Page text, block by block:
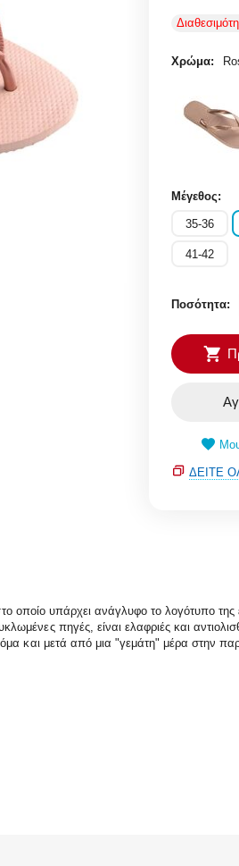
Χρώμα:
Μέγεθος:
35-36
41-42
Ποσότητα:
ΔΕΊΤΕ
οποίο υπάρχει ανάγλυφο το λογότυπο
πηγές, είναι ελαφριές και
μετά από μια "γεμάτη" μέρα στην